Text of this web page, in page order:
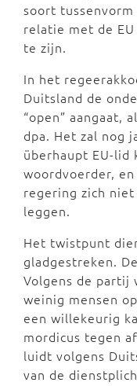
soort
relatie met de
te zijn.
In het
Duitsland de
“open” aangaat,
dpa. Het zal nog
überhaupt EU-lid
woordvoerder,
regering zich
leggen.
Het twistpunt
gladgestreken.
Volgens de partij
weinig mensen
een willekeurig
mordicus tegen
luidt volgens
van de